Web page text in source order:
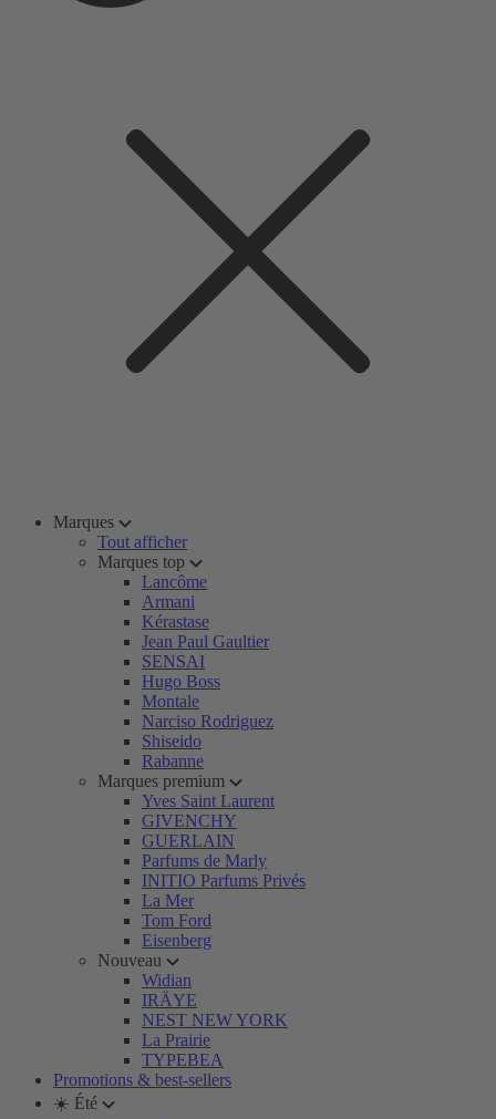
Marques
Tout afficher
Marques top
Lancôme
Armani
Kérastase
Jean Paul Gaultier
SENSAI
Hugo Boss
Montale
Narciso Rodriguez
Shiseido
Rabanne
Marques premium
Yves Saint Laurent
GIVENCHY
GUERLAIN
Parfums de Marly
INITIO Parfums Privés
La Mer
Tom Ford
Eisenberg
Nouveau
Widian
IRÄYE
NEST NEW YORK
La Prairie
TYPEBEA
Promotions & best-sellers
☀️ Été